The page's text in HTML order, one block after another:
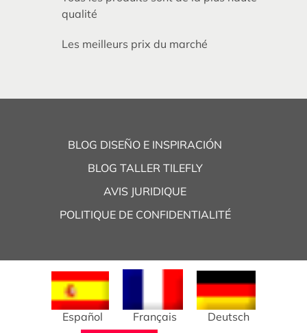
qualité
Les meilleurs prix du marché
BLOG DISEÑO E INSPIRACIÓN
BLOG TALLER TILEFLY
AVIS JURIDIQUE
POLITIQUE DE CONFIDENTIALITÉ
Español Français Deutsch